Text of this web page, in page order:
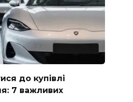
до купівлі
7 важливих